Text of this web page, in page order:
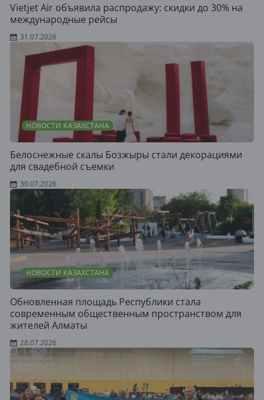
Vietjet Air объявила распродажу: скидки до 30% на
международные рейсы
31.07.2026
НОВОСТИ КАЗАХСТАНА
Белоснежные скалы Бозжыры стали декорациями
для свадебной съемки
30.07.2026
НОВОСТИ КАЗАХСТАНА
Обновленная площадь Республики стала
современным общественным пространством для
жителей Алматы
28.07.2026